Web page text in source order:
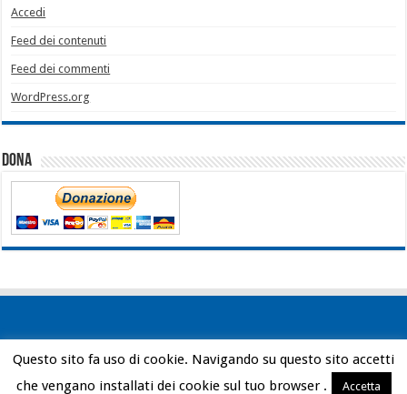
Accedi
Feed dei contenuti
Feed dei commenti
WordPress.org
Dona
Powered by WordPress| Designed by Bob Vann
Questo sito fa uso di cookie. Navigando su questo sito accetti
che vengano installati dei cookie sul tuo browser .
Accetta